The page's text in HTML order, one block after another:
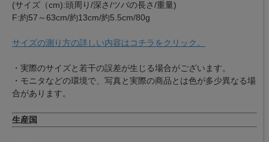
(サイズ（cm):頭周り/深さ/ツバの長さ/重量)
F:約57～63cm/約13cm/約5.5cm/80g
サイズの測り方の詳しい内容はコチラをクリック。
・実際のサイズと若干の誤差が生じる場合がございます。
・モニタなどの環境で、写真と実際の商品とは色が多少異なる場
合があります。
生産国